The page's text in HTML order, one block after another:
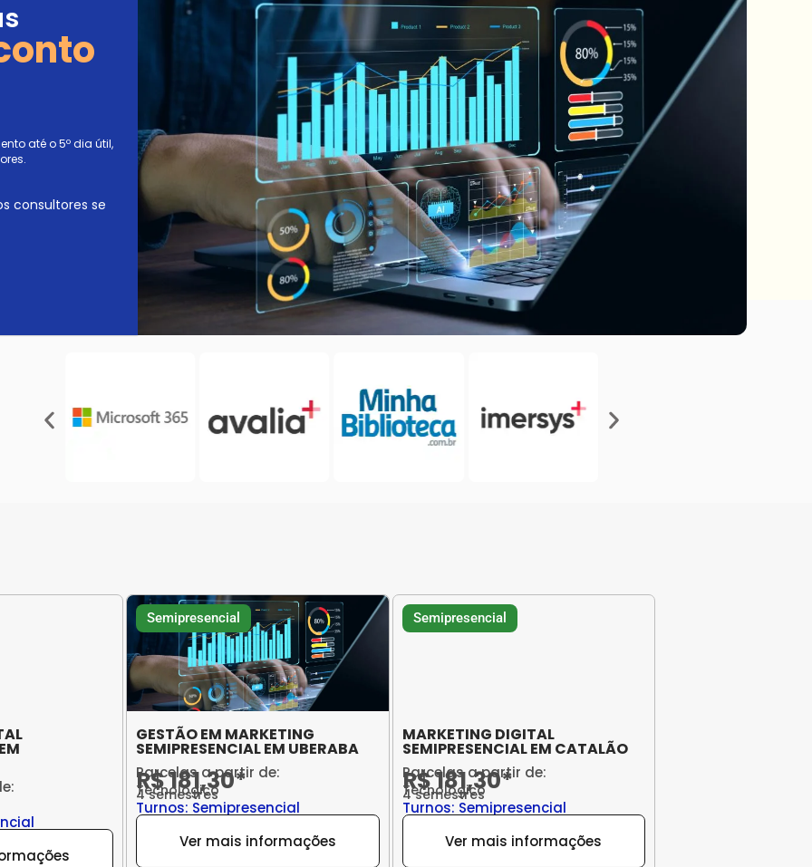
até o 5º dia útil,
consultores se
Semipresencial
GESTÃO EM MARKETING
SEMIPRESENCIAL EM UBERABA
Parcelas a partir de:
R$ 181,30*
Tecnológico
4 semestres
Turnos: Semipresencial
Ver mais informações
Semipresencial
MARKETING DIGITAL
SEMIPRESENCIAL EM CATALÃO
Parcelas a partir de:
R$ 181,30*
Tecnológico
4 semestres
Turnos: Semipresencial
Ver mais informações